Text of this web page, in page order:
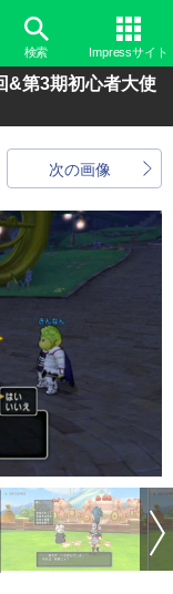
検索 Impressサイト
&第3期初心者大使
次の画像